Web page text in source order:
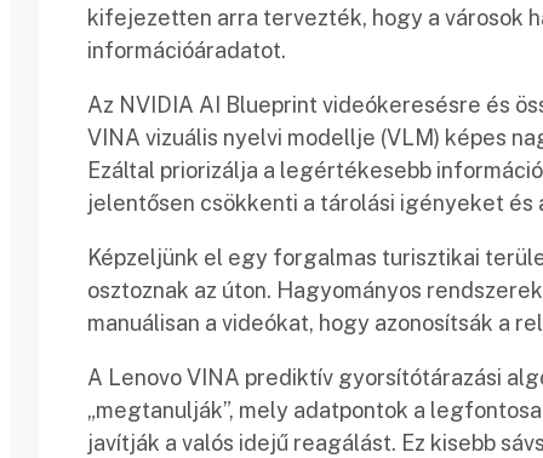
kifejezetten arra tervezték, hogy a városok
információáradatot.
Az NVIDIA AI Blueprint videókeresésre és
VINA vizuális nyelvi modellje (VLM) képes
Ezáltal priorizálja a legértékesebb
jelentősen csökkenti a tárolási igényeket és
Képzeljünk el egy forgalmas turisztikai
osztoznak az úton. Hagyományos
manuálisan a videókat, hogy azonosítsák a
A Lenovo VINA prediktív gyorsítótárazási
„megtanulják”, mely adatpontok a
javítják a valós idejű reagálást. Ez kisebb